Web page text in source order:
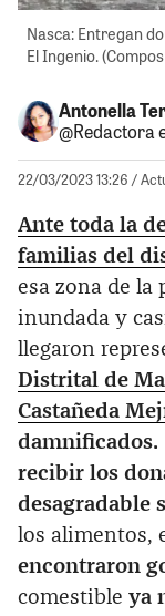
Nasca: Entregan
El Ingenio.
Antonella
@Redactora
22/03/2023 13:26 /
Ante toda la
familias del
esa zona de la
inundada y
llegaron
Distrital de
Castañeda
damnificados.
recibir los
desagradable
los alimentos,
encontraron
comestible ya